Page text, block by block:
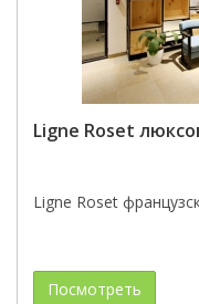
Ligne Roset
Ligne Roset
Посмотреть